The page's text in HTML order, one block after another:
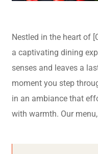
Nestled in the heart of
a captivating dining
senses and leaves a
moment you step
in an ambiance that
with warmth. Our